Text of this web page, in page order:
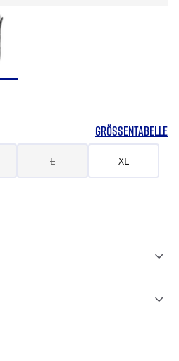
GRÖSSENTABELLE
L XL